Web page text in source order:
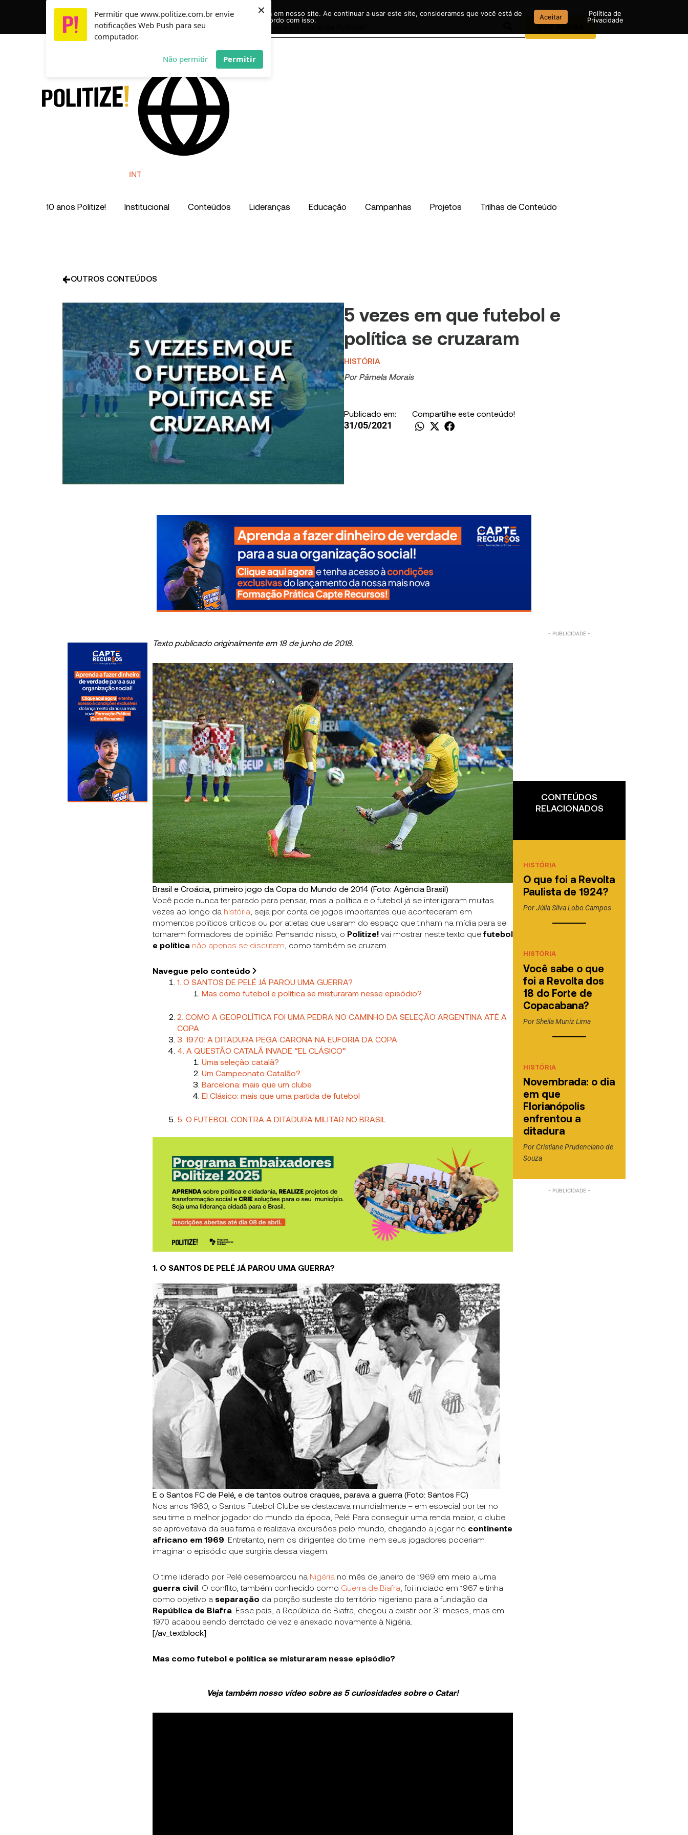
Permitir que www.politize.com.br envie
notificações Web Push para seu
computador.
Não permitir Permitir
×
CO
INT
Pesquisar
DOE AGORA
10 anos Politize! Institucional Conteúdos Lideranças Educação Campanhas Projetos Trilhas de Conteúdo
OUTROS CONTEÚDOS
5 vezes em que futebol e
política se cruzaram
HISTÓRIA
Por Pâmela Morais
Publicado em:
31/05/2021
Compartilhe este conteúdo!
Texto publicado originalmente em 18 de junho de 2018.
Brasil e Croácia, primeiro jogo da Copa do Mundo de 2014 (Foto: Agência Brasil)
Você pode nunca ter parado para pensar, mas a política e o futebol já se interligaram muitas
vezes ao longo da história , seja por conta de jogos importantes que aconteceram em
momentos políticos críticos ou por atletas que usaram do espaço que tinham na mídia para se
tornarem formadores de opinião. Pensando nisso, o Politize! vai mostrar neste texto que futebol
e política não apenas se discutem , como também se cruzam.
Navegue pelo conteúdo
1. O SANTOS DE PELÉ JÁ PAROU UMA GUERRA?
Mas como futebol e política se misturaram nesse episódio?
2. COMO A GEOPOLÍTICA FOI UMA PEDRA NO CAMINHO DA SELEÇÃO ARGENTINA ATÉ A
COPA
3. 1970: A DITADURA PEGA CARONA NA EUFORIA DA COPA
4. A QUESTÃO CATALÃ INVADE “EL CLÁSICO”
Uma seleção catalã?
Um Campeonato Catalão?
Barcelona: mais que um clube
El Clásico: mais que uma partida de futebol
5. O FUTEBOL CONTRA A DITADURA MILITAR NO BRASIL
1. O SANTOS DE PELÉ JÁ PAROU UMA GUERRA?
E o Santos FC de Pelé, e de tantos outros craques, parava a guerra (Foto: Santos FC)
Nos anos 1960, o Santos Futebol Clube se destacava mundialmente – em especial por ter no
seu time o melhor jogador do mundo da época, Pelé. Para conseguir uma renda maior, o clube
se aproveitava da sua fama e realizava excursões pelo mundo, chegando a jogar no continente
africano em 1969 . Entretanto, nem os dirigentes do time nem seus jogadores poderiam
imaginar o episódio que surgiria dessa viagem.
O time liderado por Pelé desembarcou na Nigéria no mês de janeiro de 1969 em meio a uma
guerra civil . O conflito, também conhecido como Guerra de Biafra , foi iniciado em 1967 e tinha
como objetivo a separação da porção sudeste do território nigeriano para a fundação da
República de Biafra . Esse país, a República de Biafra, chegou a existir por 31 meses, mas em
1970 acabou sendo derrotado de vez e anexado novamente à Nigéria.
[/av_textblock]
Mas como futebol e política se misturaram nesse episódio?
Veja também nosso vídeo sobre as 5 curiosidades sobre o Catar!
CONTEÚDOS
RELACIONADOS
HISTÓRIA
O que foi a Revolta
Paulista de 1924?
PorJúlia Silva Lobo Campos
HISTÓRIA
Você sabe o que
foi a Revolta dos
18 do Forte de
Copacabana?
PorSheila Muniz Lima
HISTÓRIA
Novembrada: o dia
em que
Florianópolis
enfrentou a
ditadura
PorCristiane Prudenciano de
Souza
Usamos cookies para garantir que você tenha a melhor experiência em nosso site. Ao continuar a usar este site, consideramos que você está de
acordo com isso.
Aceitar
Política de
Privacidade